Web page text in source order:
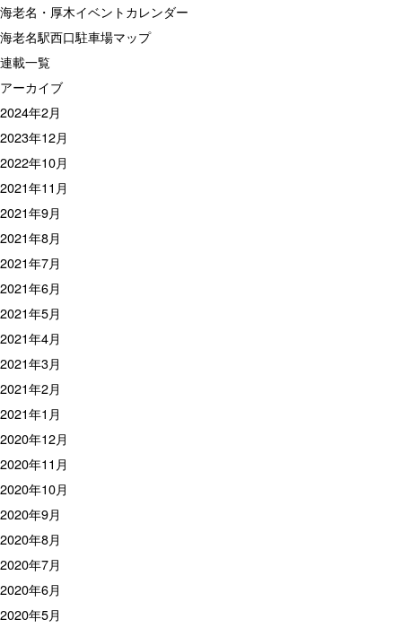
海老名・厚木イベントカレンダー
海老名駅西口駐車場マップ
連載一覧
アーカイブ
2024年2月
2023年12月
2022年10月
2021年11月
2021年9月
2021年8月
2021年7月
2021年6月
2021年5月
2021年4月
2021年3月
2021年2月
2021年1月
2020年12月
2020年11月
2020年10月
2020年9月
2020年8月
2020年7月
2020年6月
2020年5月